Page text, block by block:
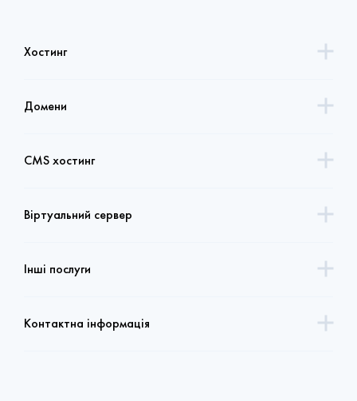
Хостинг
Домени
CMS хостинг
Віртуальний сервер
Інші послуги
Контактна інформація